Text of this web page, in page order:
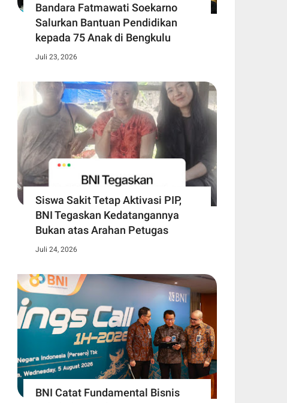
Bandara Fatmawati Soekarno
Salurkan Bantuan Pendidikan
kepada 75 Anak di Bengkulu
Juli 23, 2026
Siswa Sakit Tetap Aktivasi PIP,
BNI Tegaskan Kedatangannya
Bukan atas Arahan Petugas
Juli 24, 2026
BNI Catat Fundamental Bisnis